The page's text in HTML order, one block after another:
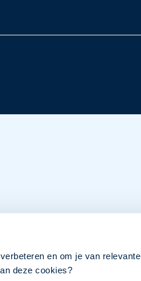
en om je van relevante
deze cookies?